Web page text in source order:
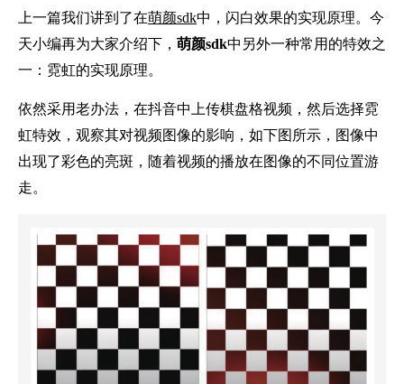
上一篇我们讲到了在萌颜sdk中，闪白效果的实现原理。今
天小编再为大家介绍下， 萌颜sdk中另外一种常用的特效之
一：霓虹的实现原理。
依然采用老办法，在抖音中上传棋盘格视频，然后选择霓
虹特效，观察其对视频图像的影响，如下图所示，图像中
出现了彩色的亮斑，随着视频的播放在图像的不同位置游
走。